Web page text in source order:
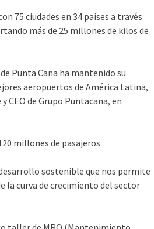
75 ciudades en 34 países a través
más de 25 millones de kilos de
Punta Cana ha mantenido su
aeropuertos de América Latina,
CEO de Grupo Puntacana, en
millones de pasajeros
sostenible que nos permite
la curva de crecimiento del sector